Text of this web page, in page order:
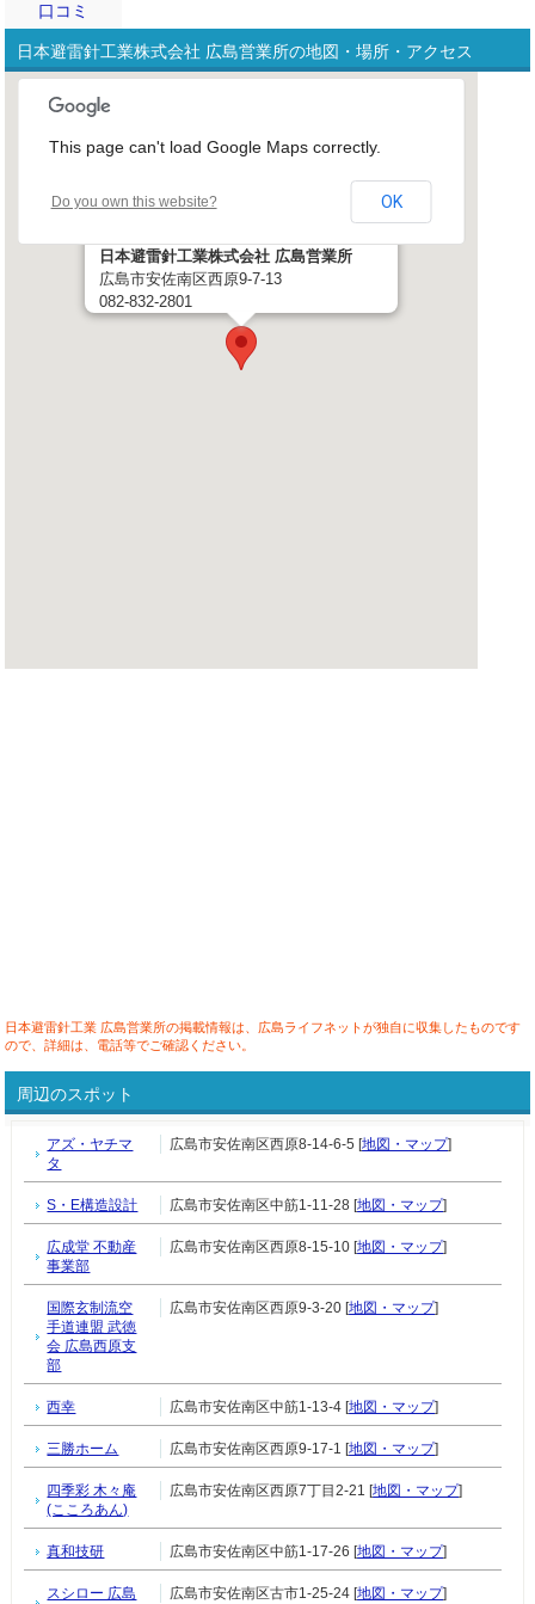
口コミ
日本避雷針工業株式会社 広島営業所の地図・場所・アクセス
日本避雷針工業株式会社 広島営業所
広島市安佐南区西原9-7-13
082-832-2801
This page can't load Google Maps correctly.
Do you own this website? OK
日本避雷針工業 広島営業所の掲載情報は、広島ライフネットが独自に収集したものです
ので、詳細は、電話等でご確認ください。
周辺のスポット
アズ・ヤチマ
タ
広島市安佐南区西原8-14-6-5 [地図・マップ]
S・E構造設計 広島市安佐南区中筋1-11-28 [地図・マップ]
広成堂 不動産
事業部
広島市安佐南区西原8-15-10 [地図・マップ]
国際玄制流空
手道連盟 武徳
会 広島西原支
部
広島市安佐南区西原9-3-20 [地図・マップ]
西幸 広島市安佐南区中筋1-13-4 [地図・マップ]
三勝ホーム 広島市安佐南区西原9-17-1 [地図・マップ]
四季彩 木々庵
(こころあん)
広島市安佐南区西原7丁目2-21 [地図・マップ]
真和技研 広島市安佐南区中筋1-17-26 [地図・マップ]
スシロー 広島 広島市安佐南区古市1-25-24 [地図・マップ]